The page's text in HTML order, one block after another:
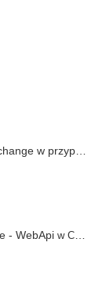
wielu instancji
- WebApi w C# i .NET